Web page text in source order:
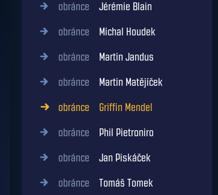
obránce Jérémie Blain
obránce Michal Houdek
obránce Martin Jandus
obránce Martin Matějíček
obránce Griffin Mendel
obránce Phil Pietroniro
obránce Jan Piskáček
obránce Tomáš Tomek